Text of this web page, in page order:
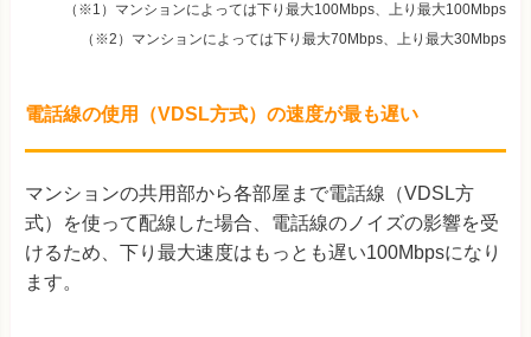
（※1）マンションによっては下り最大100Mbps、上り最大100Mbps
（※2）マンションによっては下り最大70Mbps、上り最大30Mbps
電話線の使用（VDSL方式）の速度が最も遅い
マンションの共用部から各部屋まで電話線（VDSL方
式）を使って配線した場合、電話線のノイズの影響を受
けるため、下り最大速度はもっとも遅い100Mbpsになり
ます。